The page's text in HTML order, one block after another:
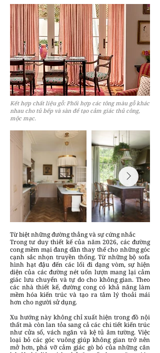
Kết hợp chất liệu gỗ: Phối hợp các tông màu gỗ khác
nhau cho tủ bếp và sàn để tạo cảm giác thủ công,
mộc mạc.
Từ biệt những đường thẳng và sự cứng nhắc
Trong tư duy thiết kế của năm 2026, các đường
cong mềm mại đang dần thay thế cho những góc
cạnh sắc nhọn truyền thống. Từ những bộ sofa
hình hạt đậu đến các lối đi dạng vòm, sự hiện
diện của các đường nét uốn lượn mang lại cảm
giác lưu chuyển và tự do cho không gian. Theo
các nhà thiết kế, đường cong có khả năng làm
mềm hóa kiến trúc và tạo ra tâm lý thoải mái
hơn cho người sử dụng.
Xu hướng này không chỉ xuất hiện trong đồ nội
thất mà còn lan tỏa sang cả các chi tiết kiến trúc
như cửa sổ, vách ngăn và kệ tủ âm tường. Việc
loại bỏ các góc vuông giúp không gian trở nên
mở hơn, phá vỡ cảm giác gò bó của những căn